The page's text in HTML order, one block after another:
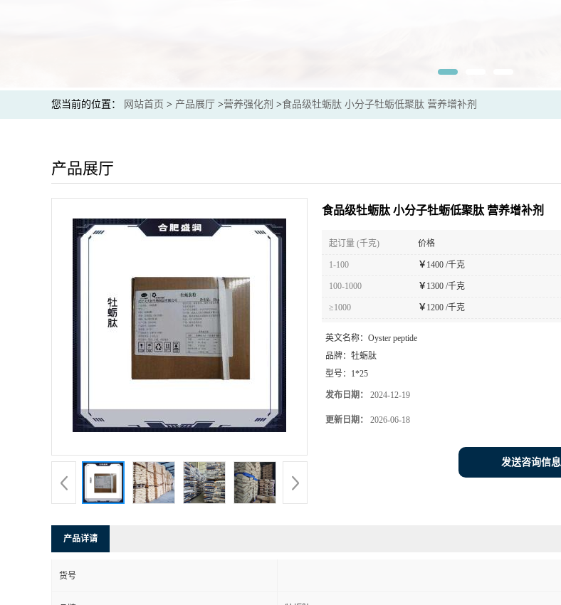
您当前的位置： 网站首页 > 产品展厅 >营养强化剂 >食品级牡蛎肽 小分子牡蛎低聚肽 营养增补剂
产品展厅
食品级牡蛎肽 小分子牡蛎低聚肽 营养增补剂
起订量 (千克) 价格
1-100 ￥1400 /千克
100-1000 ￥1300 /千克
≥1000 ￥1200 /千克
英文名称： Oyster peptide
品牌： 牡蛎肽
型号： 1*25
发布日期： 2024-12-19
更新日期： 2026-06-18
发送咨询信息
产品详请
货号